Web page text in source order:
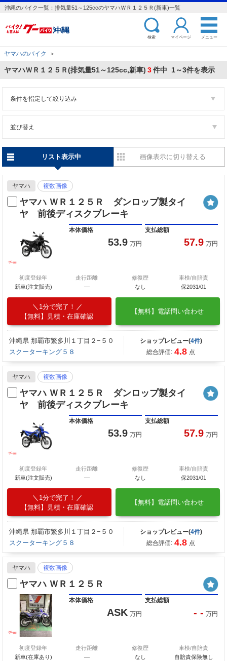
沖縄のバイク一覧：排気量51～125ccのヤマハＷＲ１２５Ｒ(新車)一覧
検索 マイページ メニュー
ヤマハのバイク ＞
ヤマハＷＲ１２５Ｒ(排気量51～125cc,新車) 3件中 1～3件を表示
条件を指定して絞り込み
並び替え
リスト表示中 画像表示に切り替える
ヤマハ 複数画像
ヤマハ ＷＲ１２５Ｒ ダンロップ製タイ
ヤ 前後ディスクブレーキ
本体価格
53.9 万円
支払総額
57.9 万円
初度登録年
新車(注文販売)
走行距離
―
修復歴
なし
車検/自賠責
保2031/01
1分で完了！
【無料】見積・在庫確認
【無料】電話問い合わせ
沖縄県 那覇市繁多川１丁目２−５０
スクーターキング５８
ショップレビュー(4件)
総合評価: 4.8 点
ヤマハ 複数画像
ヤマハ ＷＲ１２５Ｒ ダンロップ製タイ
ヤ 前後ディスクブレーキ
本体価格
53.9 万円
支払総額
57.9 万円
初度登録年
新車(注文販売)
走行距離
―
修復歴
なし
車検/自賠責
保2031/01
1分で完了！
【無料】見積・在庫確認
【無料】電話問い合わせ
沖縄県 那覇市繁多川１丁目２−５０
スクーターキング５８
ショップレビュー(4件)
総合評価: 4.8 点
ヤマハ 複数画像
ヤマハ ＷＲ１２５Ｒ
本体価格
ASK 万円
支払総額
- - 万円
初度登録年
新車(在庫あり)
走行距離
―
修復歴
なし
車検/自賠責
自賠責保険無し